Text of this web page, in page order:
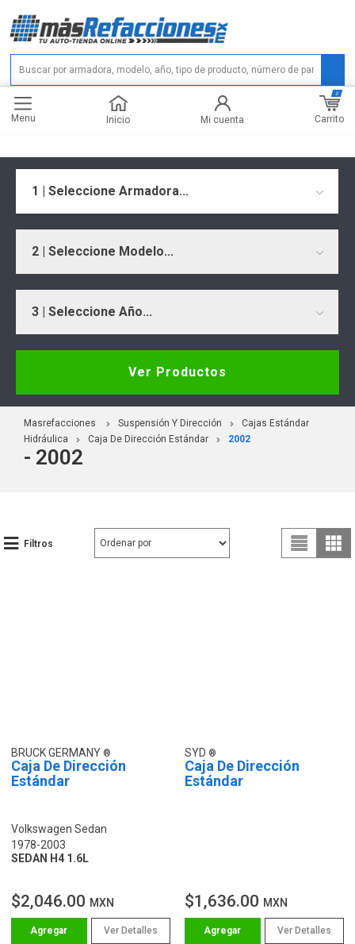
Menu Inicio Mi cuenta Carrito
0
1 | Seleccione Armadora...
2 | Seleccione Modelo...
3 | Seleccione Año...
Ver Productos
Masrefacciones Suspensión Y Dirección
Cajas Estándar
Hidráulica
Caja De Dirección Estándar 2002
- 2002
Filtros
BRUCK GERMANY
Caja De Dirección
Estándar
Volkswagen Sedan
1978-2003
SEDAN H4 1.6L
$2,046.00 MXN
Ver Detalles
SYD
Caja De Dirección
Estándar
$1,636.00 MXN
Ver Detalles